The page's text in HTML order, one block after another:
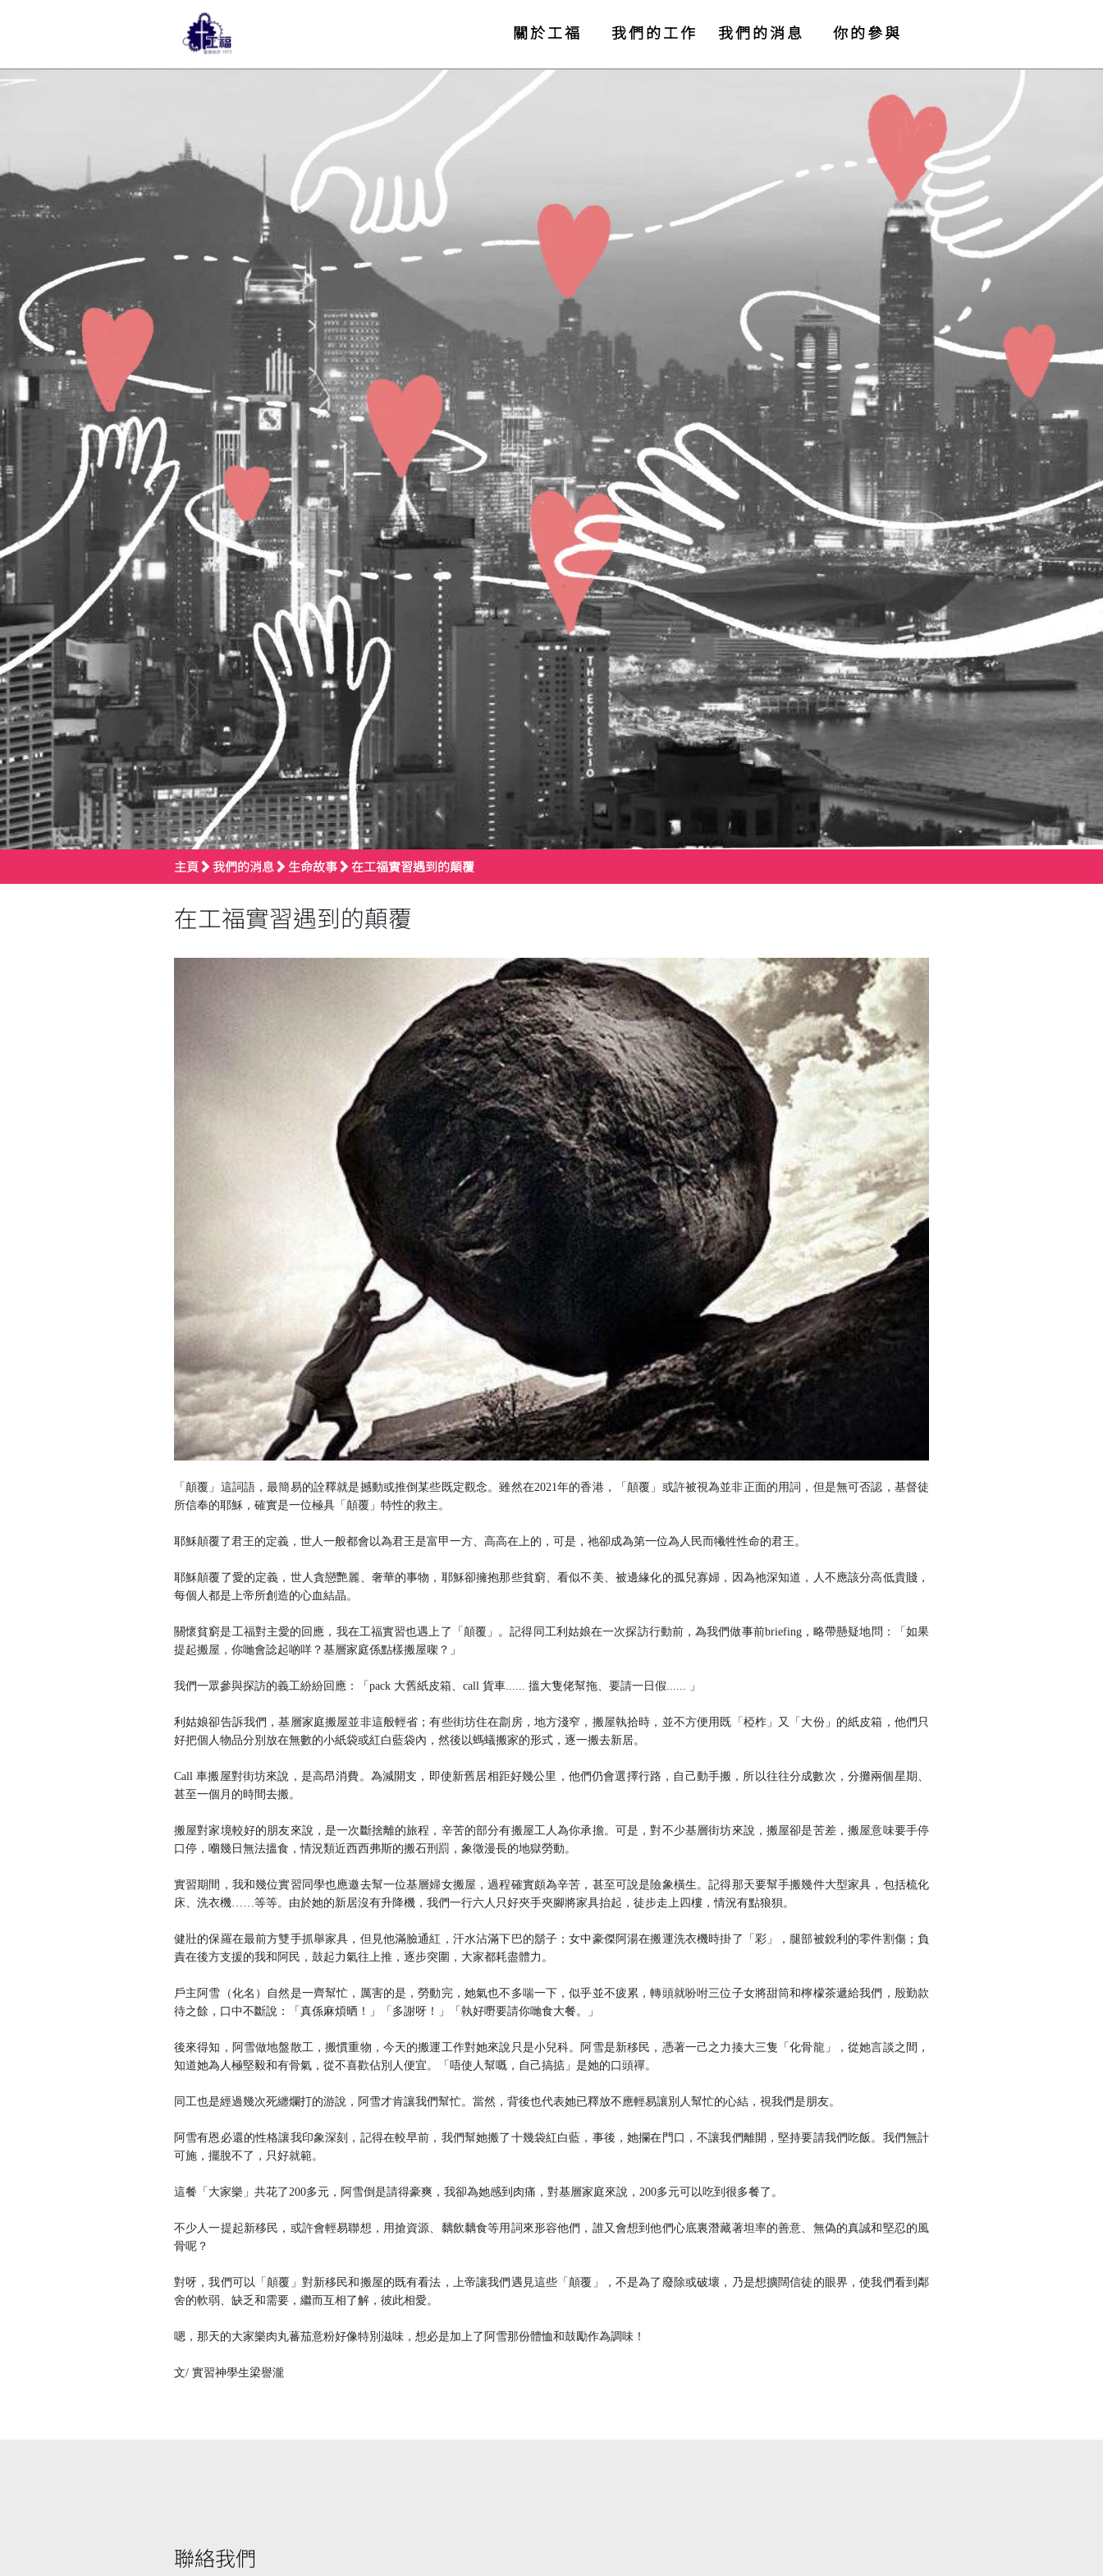
關於工福 我們的工作 我們的消息 你的參與
主頁 我們的消息 生命故事 在工福實習遇到的顛覆
在工福實習遇到的顛覆
「顛覆」這詞語，最簡易的詮釋就是撼動或推倒某些既定觀念。雖然在2021年的香港，「顛覆」或許被視為並非正面的用詞，但是無可否認，基督徒
所信奉的耶穌，確實是一位極具「顛覆」特性的救主。
耶穌顛覆了君王的定義，世人一般都會以為君王是富甲一方、高高在上的，可是，祂卻成為第一位為人民而犧牲性命的君王。
耶穌顛覆了愛的定義，世人貪戀艷麗、奢華的事物，耶穌卻擁抱那些貧窮、看似不美、被邊緣化的孤兒寡婦，因為祂深知道，人不應該分高低貴賤，
每個人都是上帝所創造的心血結晶。
關懷貧窮是工福對主愛的回應，我在工福實習也遇上了「顛覆」。記得同工利姑娘在一次探訪行動前，為我們做事前briefing，略帶懸疑地問：「如果
提起搬屋，你哋會諗起啲咩？基層家庭係點樣搬屋㗎？」
我們一眾參與探訪的義工紛紛回應：「pack 大舊紙皮箱、call 貨車...... 搵大隻佬幫拖、要請一日假...... 」
利姑娘卻告訴我們，基層家庭搬屋並非這般輕省；有些街坊住在劏房，地方淺窄，搬屋執拾時，並不方便用既「椏柞」又「大份」的紙皮箱，他們只
好把個人物品分別放在無數的小紙袋或紅白藍袋內，然後以螞蟻搬家的形式，逐一搬去新居。
Call 車搬屋對街坊來說，是高昂消費。為減開支，即使新舊居相距好幾公里，他們仍會選擇行路，自己動手搬，所以往往分成數次，分攤兩個星期、
甚至一個月的時間去搬。
搬屋對家境較好的朋友來說，是一次斷捨離的旅程，辛苦的部分有搬屋工人為你承擔。可是，對不少基層街坊來說，搬屋卻是苦差，搬屋意味要手停
口停，嗰幾日無法搵食，情況類近西西弗斯的搬石刑罰，象徵漫長的地獄勞動。
實習期間，我和幾位實習同學也應邀去幫一位基層婦女搬屋，過程確實頗為辛苦，甚至可說是險象橫生。記得那天要幫手搬幾件大型家具，包括梳化
床、洗衣機……等等。由於她的新居沒有升降機，我們一行六人只好夾手夾腳將家具抬起，徒步走上四樓，情況有點狼狽。
健壯的保羅在最前方雙手抓舉家具，但見他滿臉通紅，汗水沾滿下巴的鬍子；女中豪傑阿湯在搬運洗衣機時掛了「彩」，腿部被銳利的零件割傷；負
責在後方支援的我和阿民，鼓起力氣往上推，逐步突圍，大家都耗盡體力。
戶主阿雪（化名）自然是一齊幫忙，厲害的是，勞動完，她氣也不多喘一下，似乎並不疲累，轉頭就吩咐三位子女將甜筒和檸檬茶遞給我們，殷勤款
待之餘，口中不斷說：「真係麻煩晒！」「多謝呀！」「執好嘢要請你哋食大餐。」
後來得知，阿雪做地盤散工，搬慣重物，今天的搬運工作對她來說只是小兒科。阿雪是新移民，憑著一己之力揍大三隻「化骨龍」，從她言談之間，
知道她為人極堅毅和有骨氣，從不喜歡佔別人便宜。「唔使人幫嘅，自己搞掂」是她的口頭禪。
同工也是經過幾次死纏爛打的游說，阿雪才肯讓我們幫忙。當然，背後也代表她已釋放不應輕易讓別人幫忙的心結，視我們是朋友。
阿雪有恩必還的性格讓我印象深刻，記得在較早前，我們幫她搬了十幾袋紅白藍，事後，她攔在門口，不讓我們離開，堅持要請我們吃飯。我們無計
可施，擺脫不了，只好就範。
這餐「大家樂」共花了200多元，阿雪倒是請得豪爽，我卻為她感到肉痛，對基層家庭來說，200多元可以吃到很多餐了。
不少人一提起新移民，或許會輕易聯想，用搶資源、黐飲黐食等用詞來形容他們，誰又會想到他們心底裏潛藏著坦率的善意、無偽的真誠和堅忍的風
骨呢？
對呀，我們可以「顛覆」對新移民和搬屋的既有看法，上帝讓我們遇見這些「顛覆」，不是為了廢除或破壞，乃是想擴闊信徒的眼界，使我們看到鄰
舍的軟弱、缺乏和需要，繼而互相了解，彼此相愛。
嗯，那天的大家樂肉丸蕃茄意粉好像特別滋味，想必是加上了阿雪那份體恤和鼓勵作為調味！
文/ 實習神學生梁譽瀧
聯絡我們